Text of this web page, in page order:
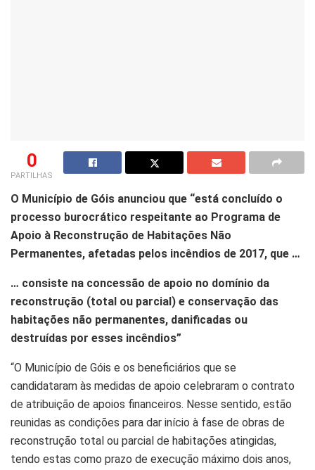
0
PARTILHAS
O Município de Góis anunciou que “está concluído o
processo burocrático respeitante ao Programa de
Apoio à Reconstrução de Habitações Não
Permanentes, afetadas pelos incêndios de 2017, que …
… consiste na concessão de apoio no domínio da
reconstrução (total ou parcial) e conservação das
habitações não permanentes, danificadas ou
destruídas por esses incêndios”
“O Município de Góis e os beneficiários que se
candidataram às medidas de apoio celebraram o contrato
de atribuição de apoios financeiros. Nesse sentido, estão
reunidas as condições para dar início à fase de obras de
reconstrução total ou parcial de habitações atingidas,
tendo estas como prazo de execução máximo dois anos,